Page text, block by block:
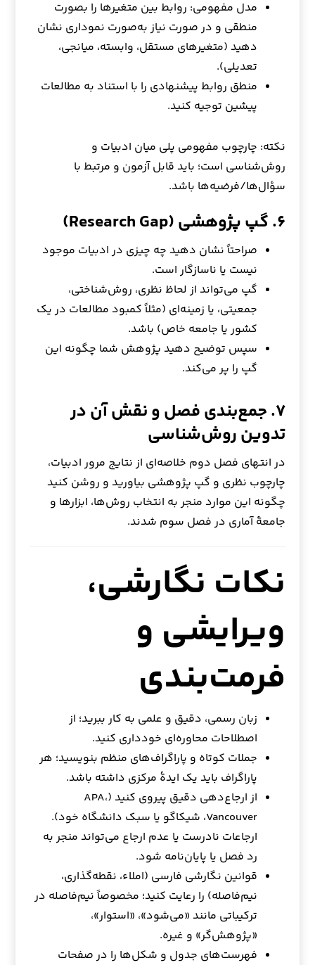
مدل مفهومی: روابط بین متغیرها را بصورت
منطقی و در صورت نیاز به‌صورت نموداری نشان
دهید (متغیرهای مستقل، وابسته، میانجی،
تعدیلی).
منطق روابط پیشنهادی را با استناد به مطالعات
پیشین توجیه کنید.
نکته: چارچوب مفهومی پلی میان ادبیات و
روش‌شناسی است؛ باید قابل آزمون و مرتبط با
سؤال‌ها/فرضیه‌ها باشد.
۶. گپ پژوهشی (Research Gap)
صراحتاً نشان دهید چه چیزی در ادبیات موجود
نیست یا ناسازگار است.
گپ می‌تواند از لحاظ نظری، روش‌شناختی،
جمعیتی، یا زمینه‌ای (مثلاً کمبود مطالعات در یک
کشور یا جامعه خاص) باشد.
سپس توضیح دهید پژوهش شما چگونه این
گپ را پر می‌کند.
۷. جمع‌بندی فصل و نقش آن در
تدوین روش‌شناسی
در انتهای فصل دوم خلاصه‌ای از نتایج مرور ادبیات،
چارچوب نظری و گپ پژوهشی بیاورید و روشن کنید
چگونه این موارد منجر به انتخاب روش‌ها، ابزارها و
جامعهٔ آماری در فصل سوم شدند.
نکات نگارشی،
ویرایشی و
فرمت‌بندی
زبان رسمی، دقیق و علمی به کار ببرید؛ از
اصطلاحات محاوره‌ای خودداری کنید.
جملات کوتاه و پاراگراف‌های منظم بنویسید؛ هر
پاراگراف باید یک ایدهٔ مرکزی داشته باشد.
از ارجاع‌دهی دقیق پیروی کنید (APA،
Vancouver، شیکاگو یا سبک دانشگاه خود).
ارجاعات نادرست یا عدم ارجاع می‌تواند منجر به
رد فصل یا پایان‌نامه شود.
قوانین نگارشی فارسی (املاء، نقطه‌گذاری،
نیم‌فاصله) را رعایت کنید؛ مخصوصاً نیم‌فاصله در
ترکیباتی مانند «می‌شود»، «استوار»،
«پژوهش‌گر» و غیره.
فهرست‌های جدول و شکل‌ها را در صفحات